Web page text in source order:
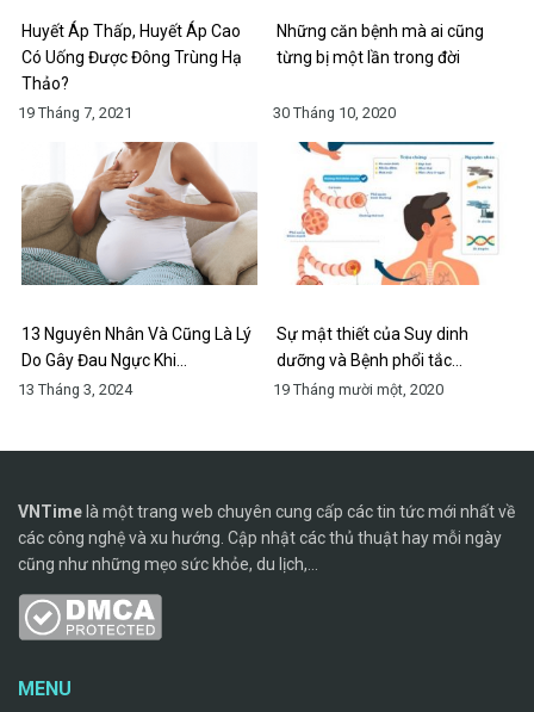
Huyết Áp Thấp, Huyết Áp Cao
Có Uống Được Đông Trùng Hạ
Thảo?
19 Tháng 7, 2021
Những căn bệnh mà ai cũng
từng bị một lần trong đời
30 Tháng 10, 2020
13 Nguyên Nhân Và Cũng Là Lý
Do Gây Đau Ngực Khi…
13 Tháng 3, 2024
Sự mật thiết của Suy dinh
dưỡng và Bệnh phổi tắc…
19 Tháng mười một, 2020
VNTimelà một trang web chuyên cung cấp các tin tức mới nhất về
các công nghệ và xu hướng. Cập nhật các thủ thuật hay mỗi ngày
cũng như những mẹo sức khỏe, du lịch,...
MENU